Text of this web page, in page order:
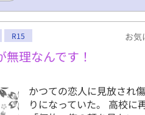
R15 お気
無理なんです！
かつての恋人に見放され
りになっていた。 高校に